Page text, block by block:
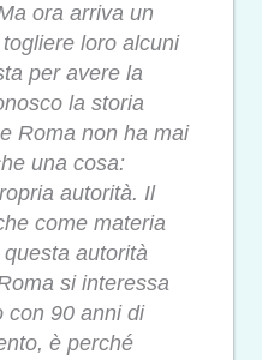
ora arriva un
loro alcuni
per avere la
la storia
Roma non ha mai
una cosa:
autorità. Il
come materia
autorità
si interessa
con 90 anni di
è perché